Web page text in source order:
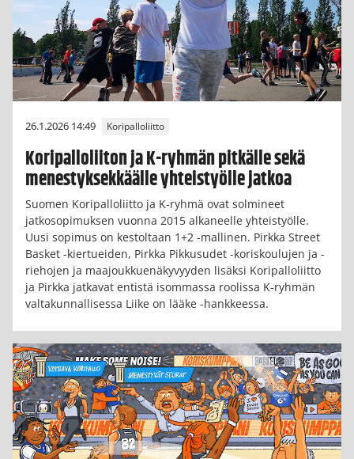
26.1.2026 14:49 Koripalloliitto
Koripalloliiton ja K-ryhmän pitkälle sekä
menestyksekkäälle yhteistyölle jatkoa
Suomen Koripalloliitto ja K-ryhmä ovat solmineet
jatkosopimuksen vuonna 2015 alkaneelle yhteistyölle.
Uusi sopimus on kestoltaan 1+2 -mallinen. Pirkka Street
Basket -kiertueiden, Pirkka Pikkusudet -koriskoulujen ja -
riehojen ja maajoukkuenäkyvyyden lisäksi Koripalloliitto
ja Pirkka jatkavat entistä isommassa roolissa K-ryhmän
valtakunnallisessa Liike on lääke -hankkeessa.